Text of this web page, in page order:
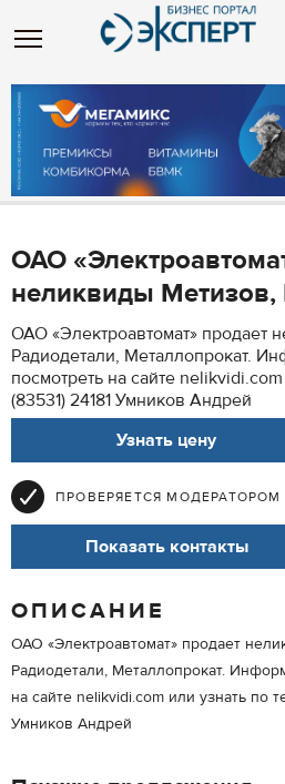
ОАО
неликвиды Метизов,
ОАО «Электроавтомат» продает
Радиодетали, Металлопрокат.
посмотреть на сайте
(83531) 24181 Умников Андрей
Узнать цену
ПРОВЕРЯЕТСЯ МОДЕРАТОРОМ
Показать контакты
ОПИСАНИЕ
ОАО «Электроавтомат» продает
Радиодетали, Металлопрокат.
на сайте nelikvidi.com или узнать по
Умников Андрей